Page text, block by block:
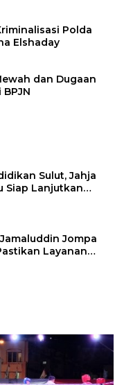
Polda
Elshaday
dan Dugaan
Sulut, Jahja
Siap Lanjutkan
Jompa
Layanan